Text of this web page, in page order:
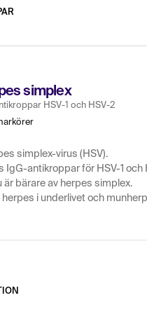
simplex
HSV-1 och HSV-2
simplex-virus (HSV).
IgG-antikroppar för HSV-1 och
är bärare av herpes simplex.
i underlivet och